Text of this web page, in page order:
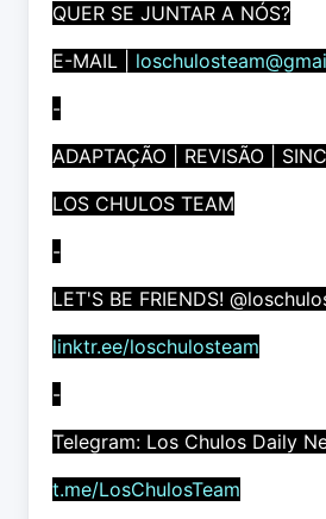
QUER SE JUNTAR A NÓS?
E-MAIL |
-
ADAPTAÇÃO | REVISÃO |
LOS CHULOS TEAM
-
LET'S BE FRIENDS!
linktr.ee/loschulosteam
-
Telegram: Los Chulos Daily
t.me/LosChulosTeam